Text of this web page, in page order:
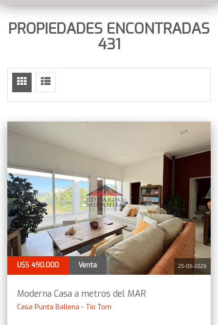
PROPIEDADES ENCONTRADAS
431
25-06-2026
U$S 490.000 Venta
Moderna Casa a metros del MAR
Casa Punta Ballena - Tio Tom